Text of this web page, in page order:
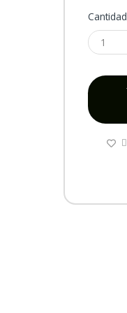
Cantidad